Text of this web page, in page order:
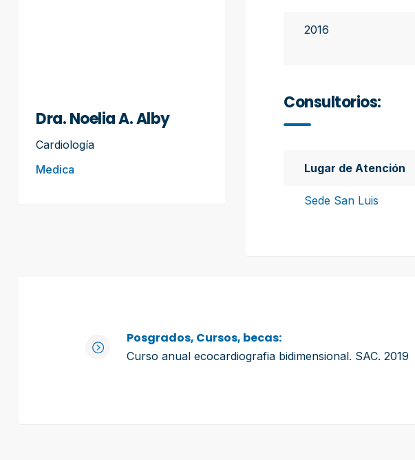
Dra. Noelia A. Alby
Cardiología
Medica
2016
Consultorios:
Lugar de Atención
Sede San Luis
Posgrados, Cursos, becas:
Curso anual ecocardiografia bidimensional. SAC. 2019